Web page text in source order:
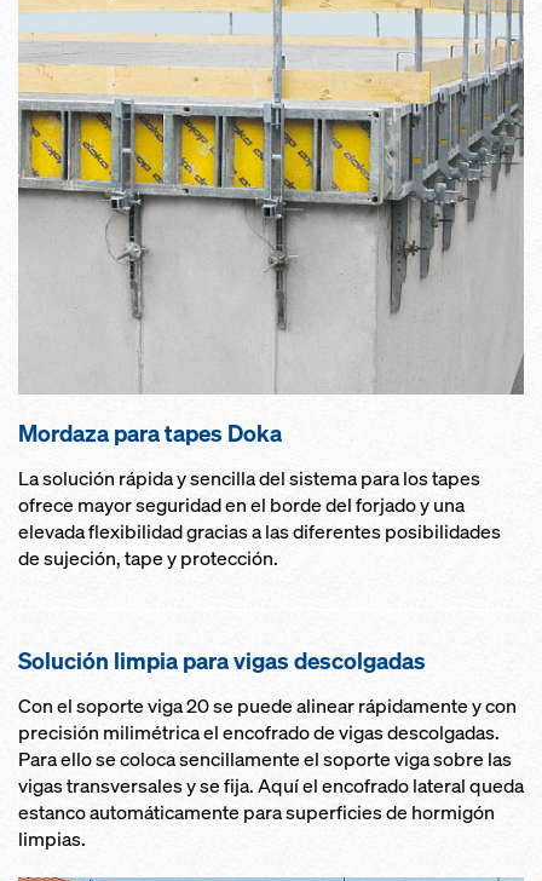
Mordaza para tapes Doka
La solución rápida y sencilla del sistema para los tapes
ofrece mayor seguridad en el borde del forjado y una
elevada flexibilidad gracias a las diferentes posibilidades
de sujeción, tape y protección.
Solución limpia para vigas descolgadas
Con el soporte viga 20 se puede alinear rápidamente y con
precisión milimétrica el encofrado de vigas descolgadas.
Para ello se coloca sencillamente el soporte viga sobre las
vigas transversales y se fija. Aquí el encofrado lateral queda
estanco automáticamente para superficies de hormigón
limpias.